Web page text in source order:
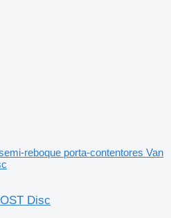
reboque porta-contentores Van
Disc